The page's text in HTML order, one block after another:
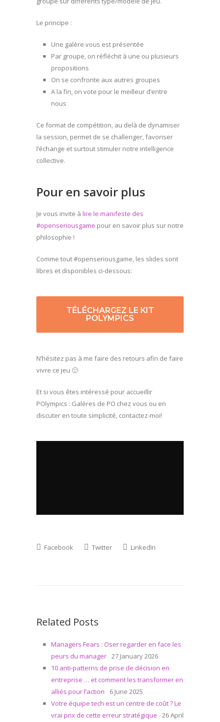
Le principe :
Une galère vous est présentée
Par groupe, on réfléchit à une ou plusieurs
propositions
On se confronte aux autres groupes
A la fin, on vote pour le meilleur d’entre
nous
Ce format de compétition, au delà de dynamiser
la session, permet de se challenger, favoriser
l’échange et surtout stimuler notre intelligence
collective.
Pour en savoir plus
Je vous invite à lire le manifeste des
#openseriousgame pour en savoir plus sur notre
philosophie !
Comme tout #openseriousgame, les slides sont
libres et disponibles ci-dessous:
TÉLÉCHARGEZ LE KIT
POLYMPICS
N’hésitez pas à me faire des retours afin de faire
vivre ce jeu 🙂
Et si vous êtes intéressé pour accueillir
POlympics : Galères de PO chez vous ou en
discuter en toute simplicité, contactez-moi!
Facebook Twitter LinkedIn
Related Posts
Managers Fears : Oser regarder en face les
peurs du manager 27 January 2026
10 anti-patterns de prise de décision en
entreprise … et comment les transformer en
alliés pour l’action
6 June 2025
Votre équipe tech est un centre de coût ? Le
vrai prix de cette erreur stratégique
26 April